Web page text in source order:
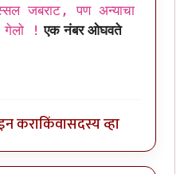
जबराट, पण अन्याचा
गेलो ! एक नंबर ओघवते
कराकिंवासदस्य व्हा